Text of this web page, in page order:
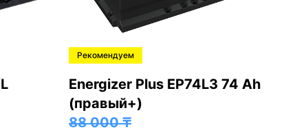
Рекомендуем
Energizer Plus EP74L3 74 Ah
(правый+)
88 000₸